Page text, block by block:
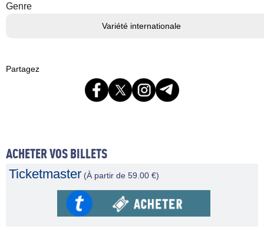
Genre
Variété internationale
Partagez
ACHETER VOS BILLETS
Ticketmaster (À partir de 59.00 €)